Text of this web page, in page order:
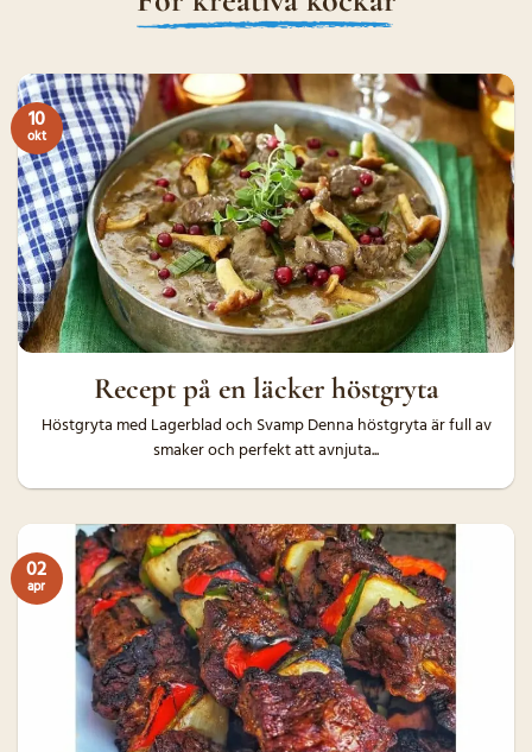
Recept på en läcker höstgryta
Höstgryta med Lagerblad och Svamp Denna höstgryta är full av
smaker och perfekt att avnjuta...
10
okt
02
apr